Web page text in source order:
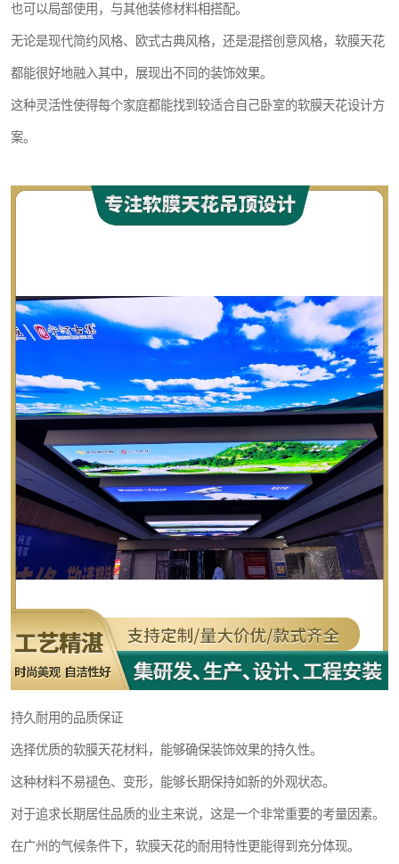
也可以局部使用，与其他装修材料相搭配。
无论是现代简约风格、欧式古典风格，还是混搭创意风格，软膜天花
都能很好地融入其中，展现出不同的装饰效果。
这种灵活性使得每个家庭都能找到较适合自己卧室的软膜天花设计方
案。
持久耐用的品质保证
选择优质的软膜天花材料，能够确保装饰效果的持久性。
这种材料不易褪色、变形，能够长期保持如新的外观状态。
对于追求长期居住品质的业主来说，这是一个非常重要的考量因素。
在广州的气候条件下，软膜天花的耐用特性更能得到充分体现。